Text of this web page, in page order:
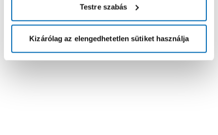
Testre szabás
Kizárólag az elengedhetetlen sütiket használja